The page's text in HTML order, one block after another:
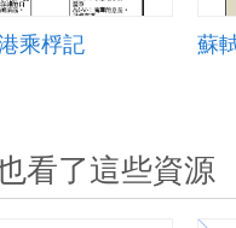
乘桴記 蘇
看了這些資源